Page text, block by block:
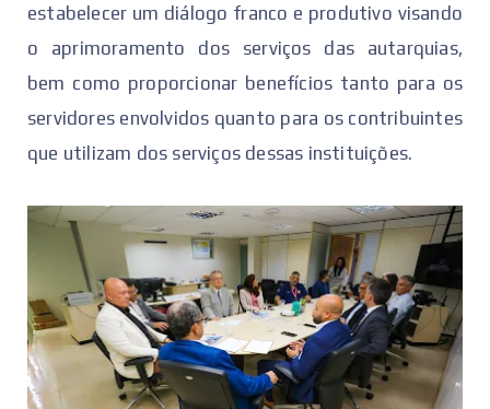
estabelecer um diálogo franco e produtivo visando
o aprimoramento dos serviços das autarquias,
bem como proporcionar benefícios tanto para os
servidores envolvidos quanto para os contribuintes
que utilizam dos serviços dessas instituições.